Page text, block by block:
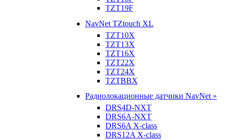
TZT19F
NavNet TZtouch XL
TZT10X
TZT13X
TZT16X
TZT22X
TZT24X
TZTBBX
Радиолокационные датчики NavNet »
DRS4D-NXT
DRS6A-NXT
DRS6A X-class
DRS12A X-class